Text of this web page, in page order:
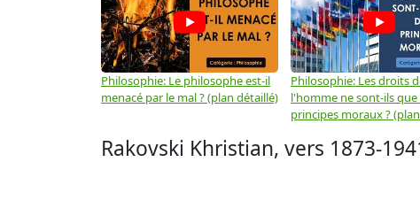
Philosophie: Le philosophe est-il
menacé par le mal ? (plan détaillé)
Philosophie: Les droits
l'homme ne sont-ils que
principes moraux ?
Rakovski Khristian, vers 1873-